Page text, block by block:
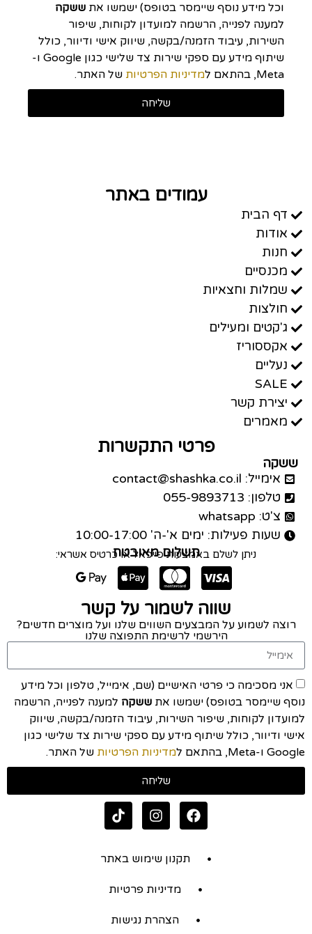
וכל מידע נוסף שיימסר בטופס) ישמשו את ששקה
למענה לפנייה, הרשמה למועדון לקוחות, שיפור
השירות, עיבוד הזמנה/בקשה, שיווק אישי ודיוור, כולל
שיתוף מידע עם ספקי שירות צד שלישי כגון Google ו-
Meta, בהתאם ל
מדיניות הפרטיות של האתר.
שליחה
עמודים באתר
דף הבית
אודות
חנות
מכנסיים
שמלות וחצאיות
חולצות
ג'קטים ומעילים
אקססוריז
נעליים
SALE
יצירת קשר
מאמרים
פרטי התקשרות
ששקה
אימייל: contact@shashka.co.il
טלפון: 055-9893713
צ'ט: whatsapp
שעות פעילות: ימים א'-ה' 10:00-17:00
תשלום מאובטח
ניתן לשלם באמצעות פייפאל או כרטיס אשראי:
שווה לשמור על קשר
רוצה לשמוע על המבצעים השווים שלנו ועל מוצרים חדשים?
הירשמי לרשימת התפוצה שלנו
אני מסכימה כי פרטי האישיים (שם, אימייל, טלפון וכל מידע
נוסף שיימסר בטופס) ישמשו את ששקה למענה לפנייה, הרשמה
למועדון לקוחות, שיפור השירות, עיבוד הזמנה/בקשה, שיווק
אישי ודיוור, כולל שיתוף מידע עם ספקי שירות צד שלישי כגון
Google ו-Meta, בהתאם ל
מדיניות הפרטיות של האתר.
שליחה
תקנון שימוש באתר
מדיניות פרטיות
הצהרת נגישות